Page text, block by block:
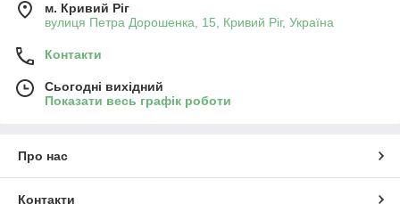
м. Кривий Ріг
вулиця Петра Дорошенка, 15, Кривий Ріг, Україна
Контакти
Сьогодні вихідний
Показати весь графік роботи
Про нас
Контакти